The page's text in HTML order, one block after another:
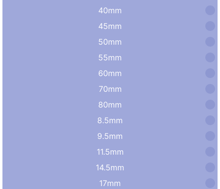
40mm
45mm
50mm
55mm
60mm
70mm
80mm
8.5mm
9.5mm
11.5mm
14.5mm
17mm